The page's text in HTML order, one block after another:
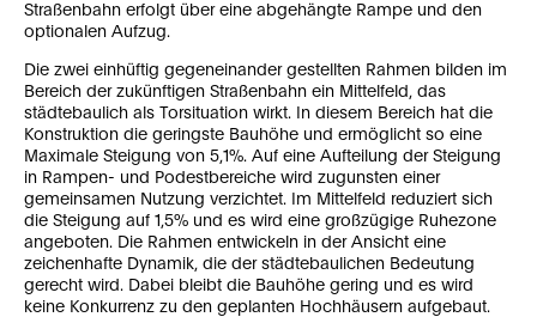
Straßenbahn erfolgt über eine abgehängte Rampe und den
optionalen Aufzug.
Die zwei einhüftig gegeneinander gestellten Rahmen bilden im
Bereich der zukünftigen Straßenbahn ein Mittelfeld, das
städtebaulich als Torsituation wirkt. In diesem Bereich hat die
Konstruktion die geringste Bauhöhe und ermöglicht so eine
Maximale Steigung von 5,1%. Auf eine Aufteilung der Steigung
in Rampen- und Podestbereiche wird zugunsten einer
gemeinsamen Nutzung verzichtet. Im Mittelfeld reduziert sich
die Steigung auf 1,5% und es wird eine großzügige Ruhezone
angeboten. Die Rahmen entwickeln in der Ansicht eine
zeichenhafte Dynamik, die der städtebaulichen Bedeutung
gerecht wird. Dabei bleibt die Bauhöhe gering und es wird
keine Konkurrenz zu den geplanten Hochhäusern aufgebaut.